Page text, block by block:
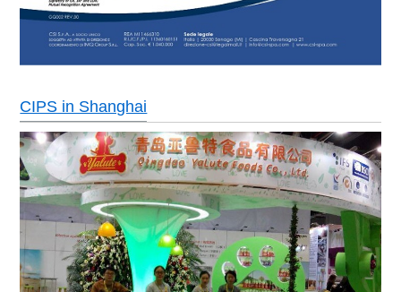
CIPS in Shanghai